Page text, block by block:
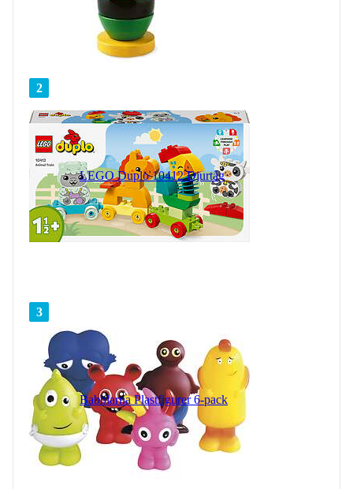
2
LEGO Duplo 10412 Djurtåg
3
Babblarna Plastfigurer 6-pack